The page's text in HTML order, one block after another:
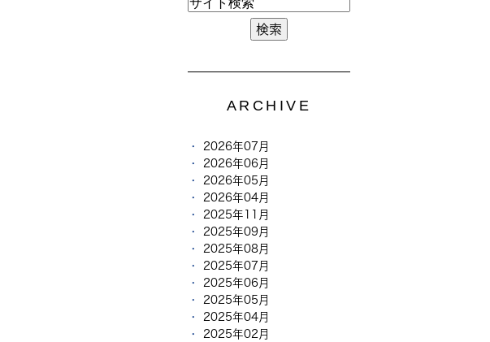
ARCHIVE
2026年07月
2026年06月
2026年05月
2026年04月
2025年11月
2025年09月
2025年08月
2025年07月
2025年06月
2025年05月
2025年04月
2025年02月